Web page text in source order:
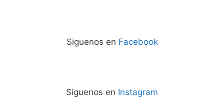
Siguenos en Facebook
Siguenos en Instagram